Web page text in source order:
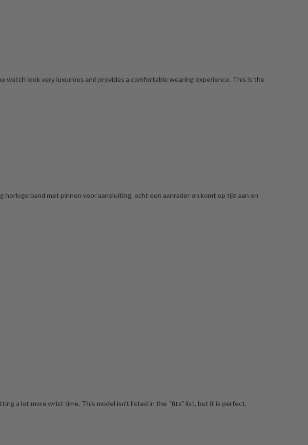
look very luxurious and provides a comfortable wearing experience. This is the
band met pinnen voor aansluiting, echt een aanrader en komt op tijd aan en
a lot more wrist time. This model isn’t listed in the “fits” list, but it is perfect.